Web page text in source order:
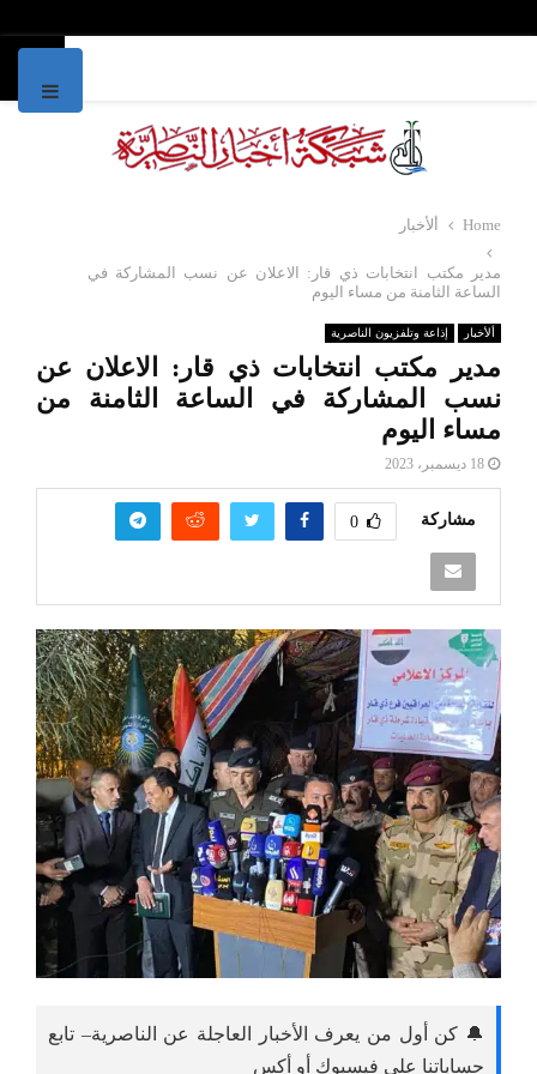
Home ألأخبار
مدير مكتب انتخابات ذي قار: الاعلان عن نسب المشاركة في
الساعة الثامنة من مساء اليوم
ألأخبار إذاعة وتلفزيون الناصرية
مدير مكتب انتخابات ذي قار: الاعلان عن
نسب المشاركة في الساعة الثامنة من
مساء اليوم
18 ديسمبر، 2023
مشاركة 0
🔔 كن أول من يعرف الأخبار العاجلة عن الناصرية– تابع
حساباتنا على فيسبوك أو أكس